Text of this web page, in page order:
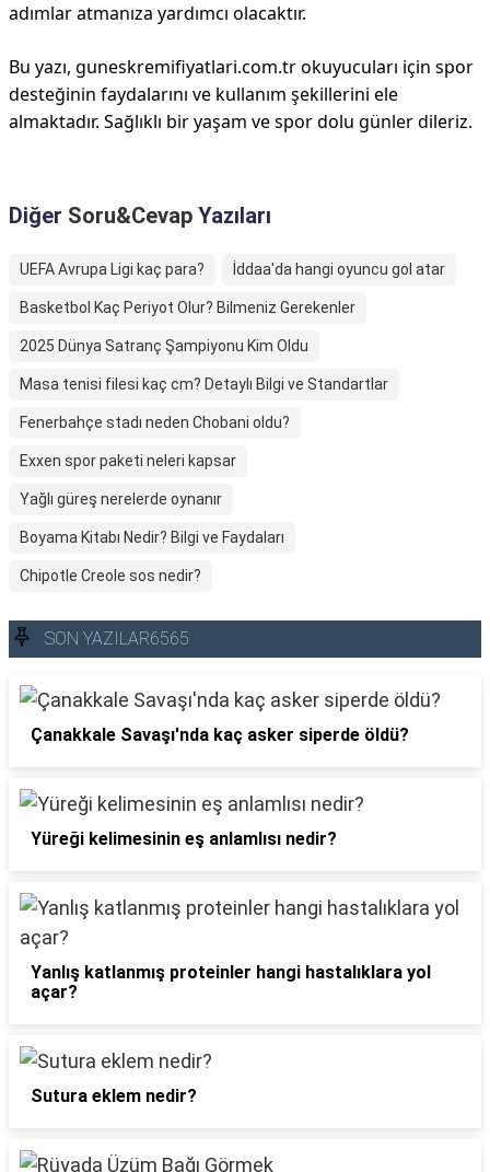
adımlar atmanıza yardımcı olacaktır.
Bu yazı, guneskremifiyatlari.com.tr okuyucuları için spor
desteğinin faydalarını ve kullanım şekillerini ele
almaktadır. Sağlıklı bir yaşam ve spor dolu günler dileriz.
Diğer Soru&Cevap Yazıları
UEFA Avrupa Ligi kaç para? İddaa'da hangi oyuncu gol atar
Basketbol Kaç Periyot Olur? Bilmeniz Gerekenler
2025 Dünya Satranç Şampiyonu Kim Oldu
Masa tenisi filesi kaç cm? Detaylı Bilgi ve Standartlar
Fenerbahçe stadı neden Chobani oldu?
Exxen spor paketi neleri kapsar
Yağlı güreş nerelerde oynanır
Boyama Kitabı Nedir? Bilgi ve Faydaları
Chipotle Creole sos nedir?
SON YAZILAR6565
Çanakkale Savaşı'nda kaç asker siperde öldü?
Yüreği kelimesinin eş anlamlısı nedir?
Yanlış katlanmış proteinler hangi hastalıklara yol
açar?
Sutura eklem nedir?